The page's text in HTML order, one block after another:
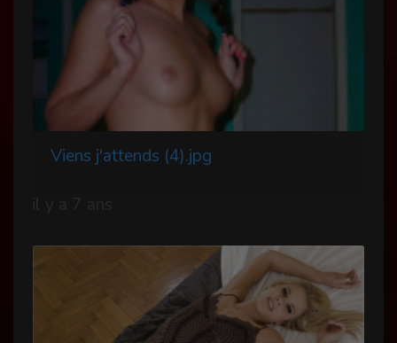
Viens j'attends (4).jpg